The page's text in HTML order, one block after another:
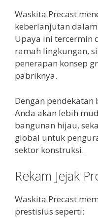
Waskita Precast
keberlanjutan
Upaya ini tercermin
ramah lingkungan,
penerapan konsep
pabriknya.
Dengan
Anda akan lebih
bangunan hijau,
global untuk
sektor konstruksi.
Rekam Jejak
Waskita Precast
prestisius seperti: